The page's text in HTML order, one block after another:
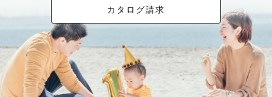
カタログ請求